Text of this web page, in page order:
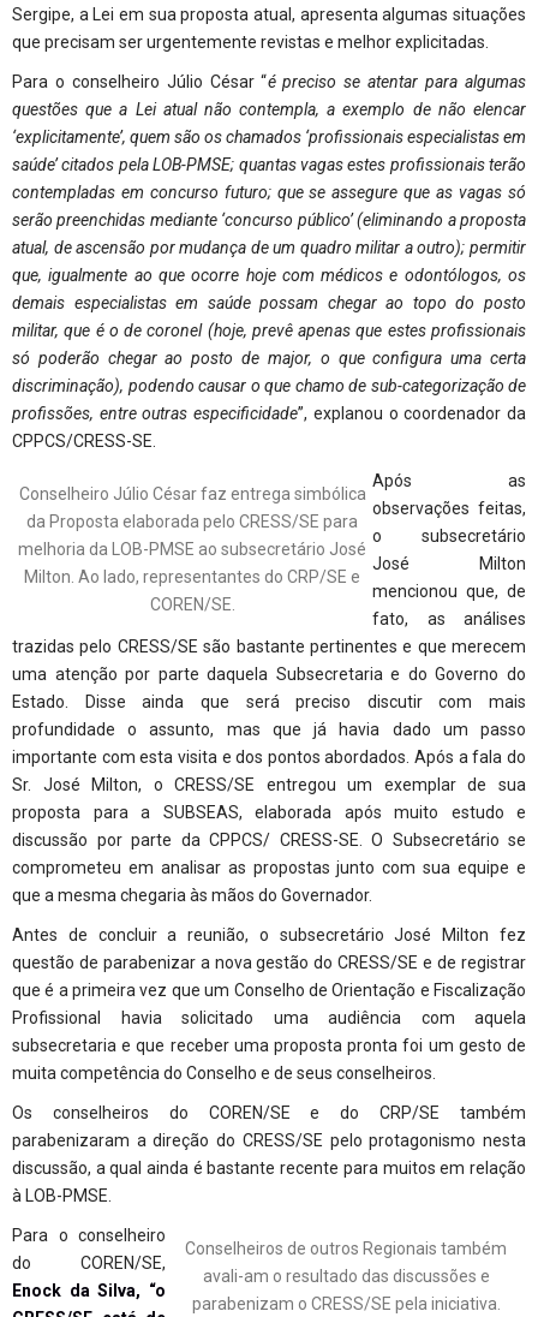
Sergipe, a Lei em sua proposta atual, apresenta algumas situações
que precisam ser urgentemente revistas e melhor explicitadas.
Para o conselheiro Júlio César “é preciso se atentar para algumas
questões que a Lei atual não contempla, a exemplo de não elencar
‘explicitamente’, quem são os chamados ‘profissionais especialistas em
saúde’ citados pela LOB-PMSE; quantas vagas estes profissionais terão
contempladas em concurso futuro; que se assegure que as vagas só
serão preenchidas mediante ‘concurso público’ (eliminando a proposta
atual, de ascensão por mudança de um quadro militar a outro); permitir
que, igualmente ao que ocorre hoje com médicos e odontólogos, os
demais especialistas em saúde possam chegar ao topo do posto
militar, que é o de coronel (hoje, prevê apenas que estes profissionais
só poderão chegar ao posto de major, o que configura uma certa
discriminação), podendo causar o que chamo de sub-categorização de
profissões, entre outras especificidade”, explanou o coordenador da
CPPCS/CRESS-SE.
Conselheiro Júlio César faz entrega simbólica
da Proposta elaborada pelo CRESS/SE para
melhoria da LOB-PMSE ao subsecretário José
Milton. Ao lado, representantes do CRP/SE e
COREN/SE.
Após as
observações feitas,
o subsecretário
José Milton
mencionou que, de
fato, as análises
trazidas pelo CRESS/SE são bastante pertinentes e que merecem
uma atenção por parte daquela Subsecretaria e do Governo do
Estado. Disse ainda que será preciso discutir com mais
profundidade o assunto, mas que já havia dado um passo
importante com esta visita e dos pontos abordados. Após a fala do
Sr. José Milton, o CRESS/SE entregou um exemplar de sua
proposta para a SUBSEAS, elaborada após muito estudo e
discussão por parte da CPPCS/ CRESS-SE. O Subsecretário se
comprometeu em analisar as propostas junto com sua equipe e
que a mesma chegaria às mãos do Governador.
Antes de concluir a reunião, o subsecretário José Milton fez
questão de parabenizar a nova gestão do CRESS/SE e de registrar
que é a primeira vez que um Conselho de Orientação e Fiscalização
Profissional havia solicitado uma audiência com aquela
subsecretaria e que receber uma proposta pronta foi um gesto de
muita competência do Conselho e de seus conselheiros.
Os conselheiros do COREN/SE e do CRP/SE também
parabenizaram a direção do CRESS/SE pelo protagonismo nesta
discussão, a qual ainda é bastante recente para muitos em relação
à LOB-PMSE.
Conselheiros de outros Regionais também
avali-am o resultado das discussões e
parabenizam o CRESS/SE pela iniciativa.
Para o conselheiro
do COREN/SE,
Enock da Silva, “o